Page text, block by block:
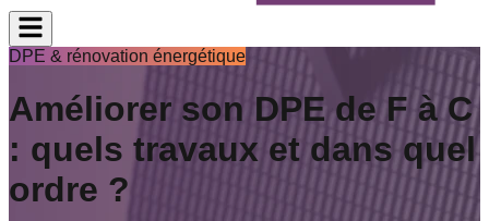
DPE & rénovation énergétique
Améliorer son DPE de F à C
: quels travaux et dans quel
ordre ?